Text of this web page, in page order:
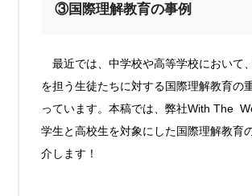
③国際理解教育の事例
最近では、中学校や高等学校において
を担う生徒たちに対する国際理解教育の
っています。本稿では、弊社With The
学生と高校生を対象にした国際理解教育
介します！